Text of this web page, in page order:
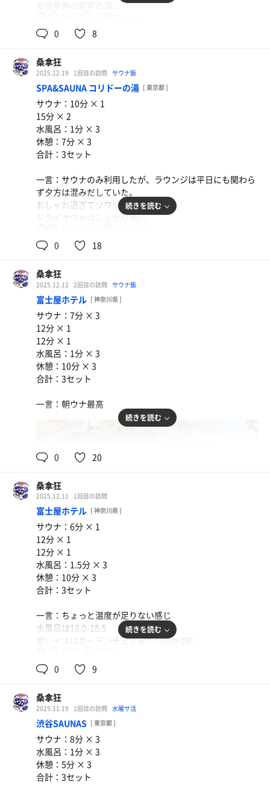
セブンのかき揚蕎麦
水風呂はサ室のすぐ近くにあった。
所と、露天風呂の周りに3脚位あったかな。
どん兵衛きつねうどん
0 8
桑拿狂
2025.12.19 1回目の訪問 サウナ飯
SPA&SAUNA コリドーの湯 [ 東京都 ]
サウナ：10分 × 1
15分 × 2
水風呂：1分 × 3
休憩：7分 × 3
合計：3セット
一言：サウナのみ利用したが、ラウンジは平日にも関わら
ず夕方は混みだしていた。
おしゃれ過ぎてソワソワした。
ドライサウナはしっかり熱い。
トトノイ椅子はよくある白いガーデンチェアが6つ。
クリスプサラダワークスのサラダ
続きを読む
0 18
桑拿狂
2025.12.12 2回目の訪問 サウナ飯
富士屋ホテル [ 神奈川県 ]
サウナ：7分 × 3
12分 × 1
12分 × 1
水風呂：1分 × 3
休憩：10分 × 3
合計：3セット
一言：朝ウナ最高
自然薯そば
ザ箱根
続きを読む
0 20
桑拿狂
2025.12.11 1回目の訪問
富士屋ホテル [ 神奈川県 ]
サウナ：6分 × 1
12分 × 1
12分 × 1
水風呂：1.5分 × 3
休憩：10分 × 3
合計：3セット
一言：ちょっと温度が足りない感じ
水風呂は18.0-18.5
整いイスはガーデンチェアみたいのが2脚
続きを読む
0 9
桑拿狂
2025.11.19 1回目の訪問 水曜サ活
渋谷SAUNAS [ 東京都 ]
サウナ：8分 × 3
水風呂：1分 × 3
休憩：5分 × 3
合計：3セット